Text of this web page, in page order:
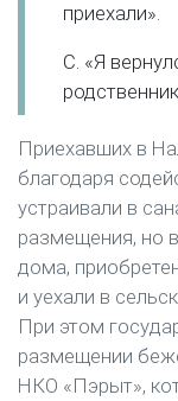
приехали».
С. «Я
Приехавших в
благодаря
устраивали в
размещения, но
дома,
и уехали в
При этом
размещении
НКО «Пэрыт»,